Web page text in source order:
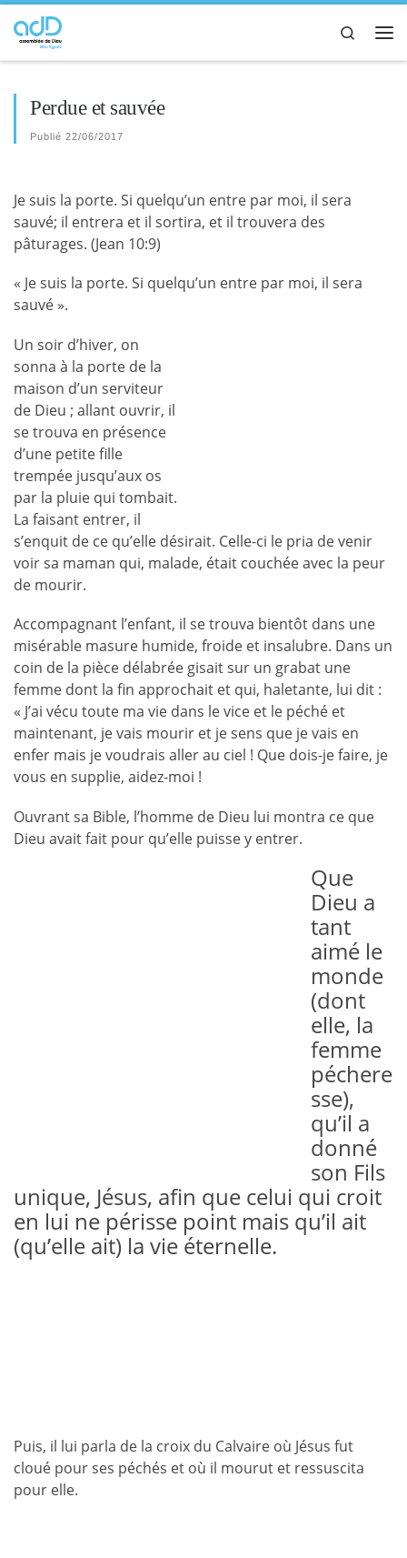
Passer au contenu
Search
Perdue et sauvée
Publié 22/06/2017
Je suis la porte. Si quelqu’un entre par moi, il sera
sauvé; il entrera et il sortira, et il trouvera des
pâturages. (Jean 10:9)
« Je suis la porte. Si quelqu’un entre par moi, il sera
sauvé ».
Un soir d’hiver, on
sonna à la porte de la
maison d’un serviteur
de Dieu ; allant ouvrir, il
se trouva en présence
d’une petite fille
trempée jusqu’aux os
par la pluie qui tombait.
La faisant entrer, il
s’enquit de ce qu’elle désirait. Celle-ci le pria de venir
voir sa maman qui, malade, était couchée avec la peur
de mourir.
Accompagnant l’enfant, il se trouva bientôt dans une
misérable masure humide, froide et insalubre. Dans un
coin de la pièce délabrée gisait sur un grabat une
femme dont la fin approchait et qui, haletante, lui dit :
« J’ai vécu toute ma vie dans le vice et le péché et
maintenant, je vais mourir et je sens que je vais en
enfer mais je voudrais aller au ciel ! Que dois-je faire, je
vous en supplie, aidez-moi !
Ouvrant sa Bible, l’homme de Dieu lui montra ce que
Dieu avait fait pour qu’elle puisse y entrer.
Que
Dieu a
tant
aimé le
monde
(dont
elle, la
femme
péchere
sse),
qu’il a
donné
son Fils
unique, Jésus, afin que celui qui croit
en lui ne périsse point mais qu’il ait
(qu’elle ait) la vie éternelle.
Puis, il lui parla de la croix du Calvaire où Jésus fut
cloué pour ses péchés et où il mourut et ressuscita
pour elle.